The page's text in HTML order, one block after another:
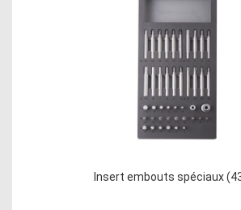
Insert embouts spéciaux